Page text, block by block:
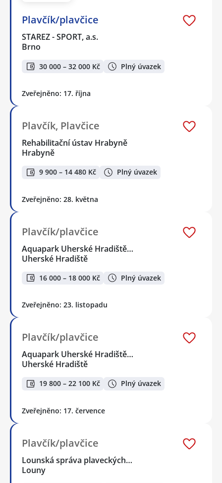
Plavčík/plavčice
STAREZ - SPORT, a.s.
Brno
30 000 – 32 000 Kč Plný úvazek
Zveřejněno: 17. října
Plavčík, Plavčice
Rehabilitační ústav Hrabyně
Hrabyně
9 900 – 14 480 Kč Plný úvazek
Zveřejněno: 28. května
Plavčík/plavčice
Aquapark Uherské Hradiště…
Uherské Hradiště
16 000 – 18 000 Kč Plný úvazek
Zveřejněno: 23. listopadu
Plavčík/plavčice
Aquapark Uherské Hradiště…
Uherské Hradiště
19 800 – 22 100 Kč Plný úvazek
Zveřejněno: 17. července
Plavčík/plavčice
Lounská správa plaveckých…
Louny